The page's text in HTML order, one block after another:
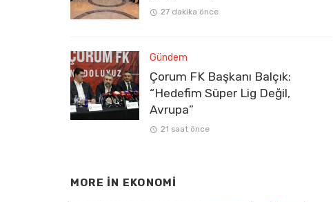
27 dakika önce
Gündem
Çorum FK Başkanı Balçık:
“Hedefim Süper Lig Değil,
Avrupa”
21 saat önce
MORE IN EKONOMI